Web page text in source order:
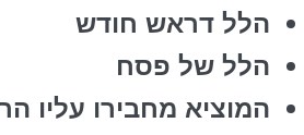
הלל דראש חודש
הלל של פסח
המוציא מחבירו עליו